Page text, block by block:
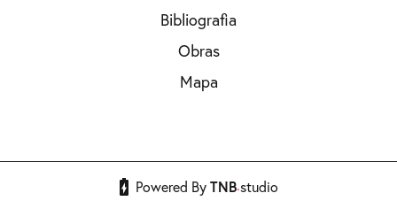
Bibliografia
Obras
Mapa
Powered ByTNB.studio